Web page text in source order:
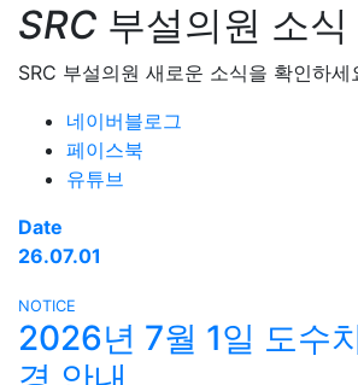
SRC 부설의원 소식
SRC 부설의원 새로운 소식을 확인하세
네이버블로그
페이스북
유튜브
Date
26.07.01
NOTICE
2026년 7월 1일 도수